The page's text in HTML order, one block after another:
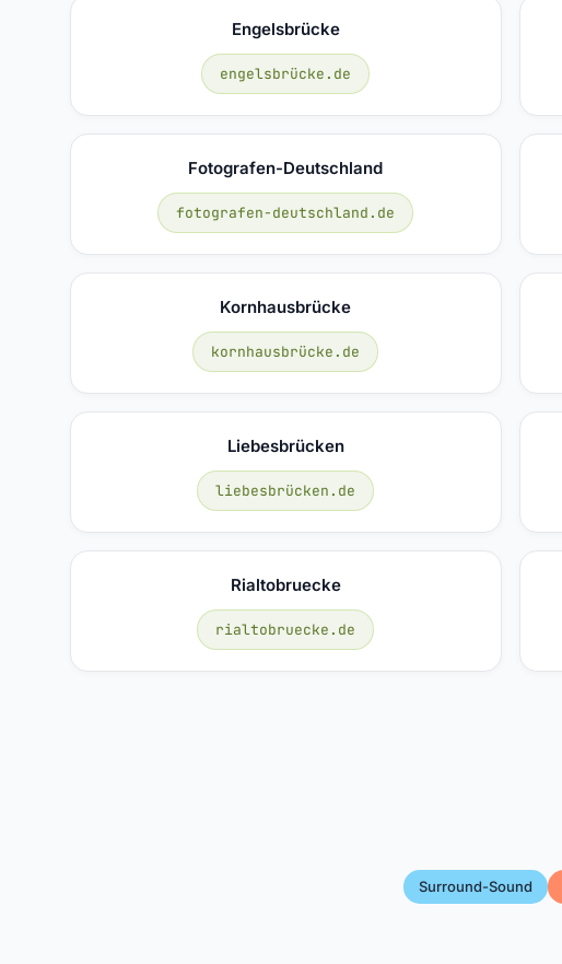
Engelsbrücke
engelsbrücke.de
Fotografen-Deutschland
fotografen-deutschland.de
Kornhausbrücke
kornhausbrücke.de
Liebesbrücken
liebesbrücken.de
Rialtobruecke
rialtobruecke.de
Surround-Sound